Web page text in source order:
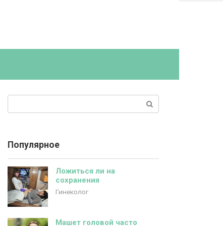
Популярное
Ложиться ли на
сохранения
Гинеколог
Машет головой часто